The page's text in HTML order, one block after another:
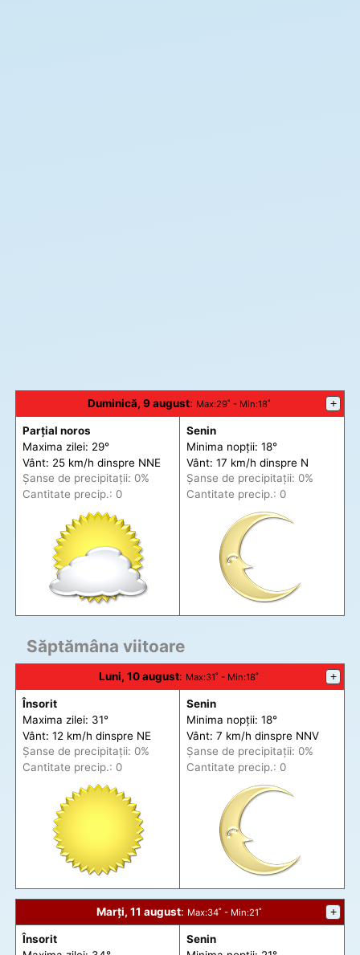
Duminică, 9 august: Max:29˚ - Min:18˚ +
Parțial noros
Maxima zilei: 29°
Vânt: 25 km/h dinspre NNE
Șanse de precipitații: 0%
Cantitate precip.: 0
Senin
Minima nopții: 18°
Vânt: 17 km/h dinspre N
Șanse de precipitații: 0%
Cantitate precip.: 0
Săptămâna viitoare
Luni, 10 august: Max:31˚ - Min:18˚ +
Însorit
Maxima zilei: 31°
Vânt: 12 km/h dinspre NE
Șanse de precipitații: 0%
Cantitate precip.: 0
Senin
Minima nopții: 18°
Vânt: 7 km/h dinspre NNV
Șanse de precipitații: 0%
Cantitate precip.: 0
Marți, 11 august: Max:34˚ - Min:21˚ +
Însorit
Senin